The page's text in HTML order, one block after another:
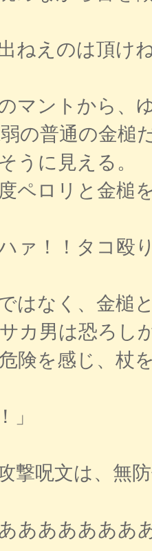
ねえのは頂け
マントから、
の普通の金
うに見える。
ペロリと金槌
ァ！！タコ殴
はなく、金槌
カ男は恐ろし
険を感じ、杖
」
撃呪文は、無
ああああああ